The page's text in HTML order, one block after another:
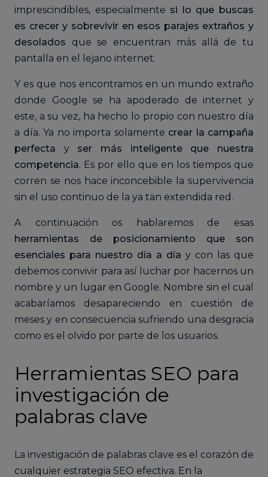
imprescindibles, especialmente si lo que buscas
es crecer y sobrevivir en esos parajes extraños y
desolados que se encuentran más allá de tu
pantalla en el lejano internet.
Y es que nos encontramos en un mundo extraño
donde Google se ha apoderado de internet y
este, a su vez, ha hecho lo propio con nuestro día
a día. Ya no importa solamente crear la campaña
perfecta y ser más inteligente que nuestra
competencia. Es por ello que en los tiempos que
corren se nos hace inconcebible la supervivencia
sin el uso continuo de la ya tan extendida red.
A continuación os hablaremos de esas
herramientas de posicionamiento que son
esenciales para nuestro día a día y con las que
debemos convivir para así luchar por hacernos un
nombre y un lugar en Google. Nombre sin el cual
acabaríamos desapareciendo en cuestión de
meses y en consecuencia sufriendo una desgracia
como es el olvido por parte de los usuarios.
Herramientas SEO para
investigación de
palabras clave
La investigación de palabras clave es el corazón de
cualquier estrategia SEO efectiva. En la